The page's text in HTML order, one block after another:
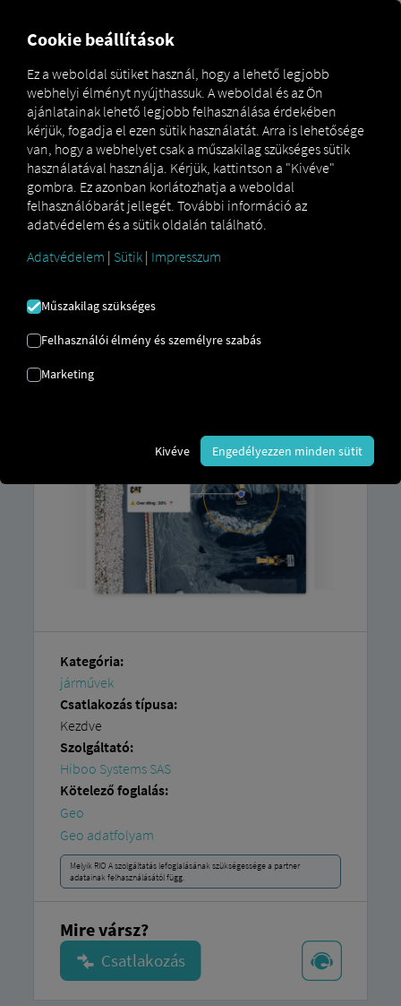
Marketplace Connectors Hiboo Connect
HIBOO CONNECT
Külső szolgáltató integrációja
Már igénybe veszi partnerünk
kibővítheti ezt a szolgáltatást a mi
Csupán a
Kategória:
járművek
Csatlakozás típusa:
Kezdve
Szolgáltató:
Hiboo Systems SAS
Kötelező foglalás:
Geo
Geo adatfolyam
Melyik RIO A szolgáltatás lefoglalásának szükségessége a partner
adatainak felhasználásától függ.
Mire vársz?
Cookie beállítások
Ez a weboldal sütiket használ, hogy a lehető legjobb
webhelyi élményt nyújthassuk. A weboldal és az Ön
ajánlatainak lehető legjobb felhasználása érdekében
kérjük, fogadja el ezen sütik használatát. Arra is lehetősége
van, hogy a webhelyet csak a műszakilag szükséges sütik
használatával használja. Kérjük, kattintson a "Kivéve"
gombra. Ez azonban korlátozhatja a weboldal
felhasználóbarát jellegét. További információ az
adatvédelem és a sütik oldalán található.
Adatvédelem | Sütik | Impresszum
Műszakilag szükséges
Felhasználói élmény és személyre szabás
Marketing
Kivéve Engedélyezzen minden sütit